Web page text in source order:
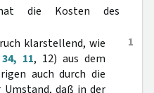
hat die Kosten des
1
klarstellend, wie
11, 12) aus dem
auch durch die
daß in der